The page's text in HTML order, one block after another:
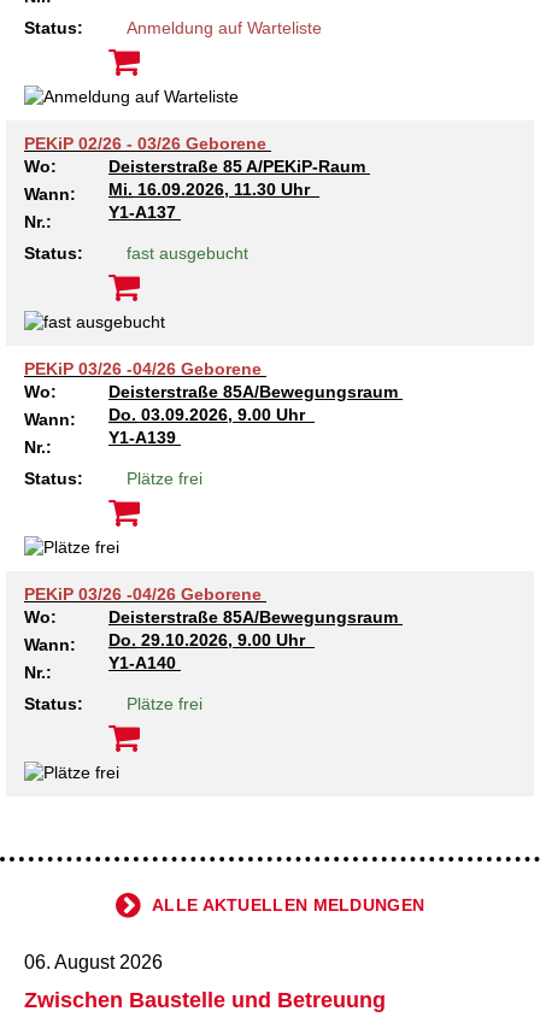
Kindertagesstätte Tresckowstraße
Kindertagesstätte Voltmerstraße
Kindertagesstätte Wiehbergstraße
Status: Anmeldung auf Warteliste
PEKiP 02/26 - 03/26 Geborene
Wo:
Deisterstraße 85 A/PEKiP-Raum
Wann:
Mi. 16.09.2026, 11.30 Uhr
Nr.:
Y1-A137
Status: fast ausgebucht
PEKiP 03/26 -04/26 Geborene
Wo:
Deisterstraße 85A/Bewegungsraum
Wann:
Do. 03.09.2026, 9.00 Uhr
Nr.:
Y1-A139
Status: Plätze frei
PEKiP 03/26 -04/26 Geborene
Wo:
Deisterstraße 85A/Bewegungsraum
Wann:
Do. 29.10.2026, 9.00 Uhr
Nr.:
Y1-A140
Status: Plätze frei
ALLE AKTUELLEN MELDUNGEN
06. August 2026
Zwischen Baustelle und Betreuung